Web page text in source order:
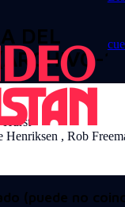
DEL
Henriksen , Rob
(puede no